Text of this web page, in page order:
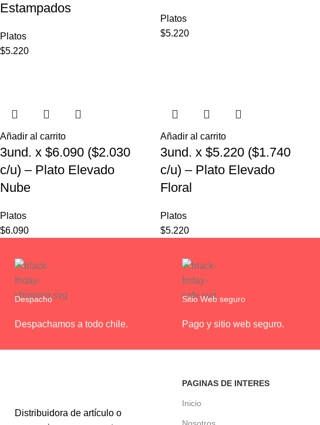
Estampados
Platos
$5.220
Platos
$5.220
Añadir al carrito
3und. x $6.090 ($2.030
c/u) – Plato Elevado
Nube
Platos
$6.090
Añadir al carrito
3und. x $5.220 ($1.740
c/u) – Plato Elevado
Floral
Platos
$5.220
Despacho
Despachamos a todo chile.
Sitio Web seguro
Pago y sitio web seguro.
Distribuidora de artículo o
PAGINAS DE INTERES
Inicio